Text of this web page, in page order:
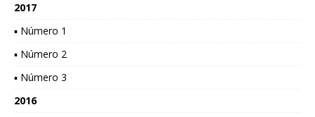
2017
▪ Número 1
▪ Número 2
▪ Número 3
2016